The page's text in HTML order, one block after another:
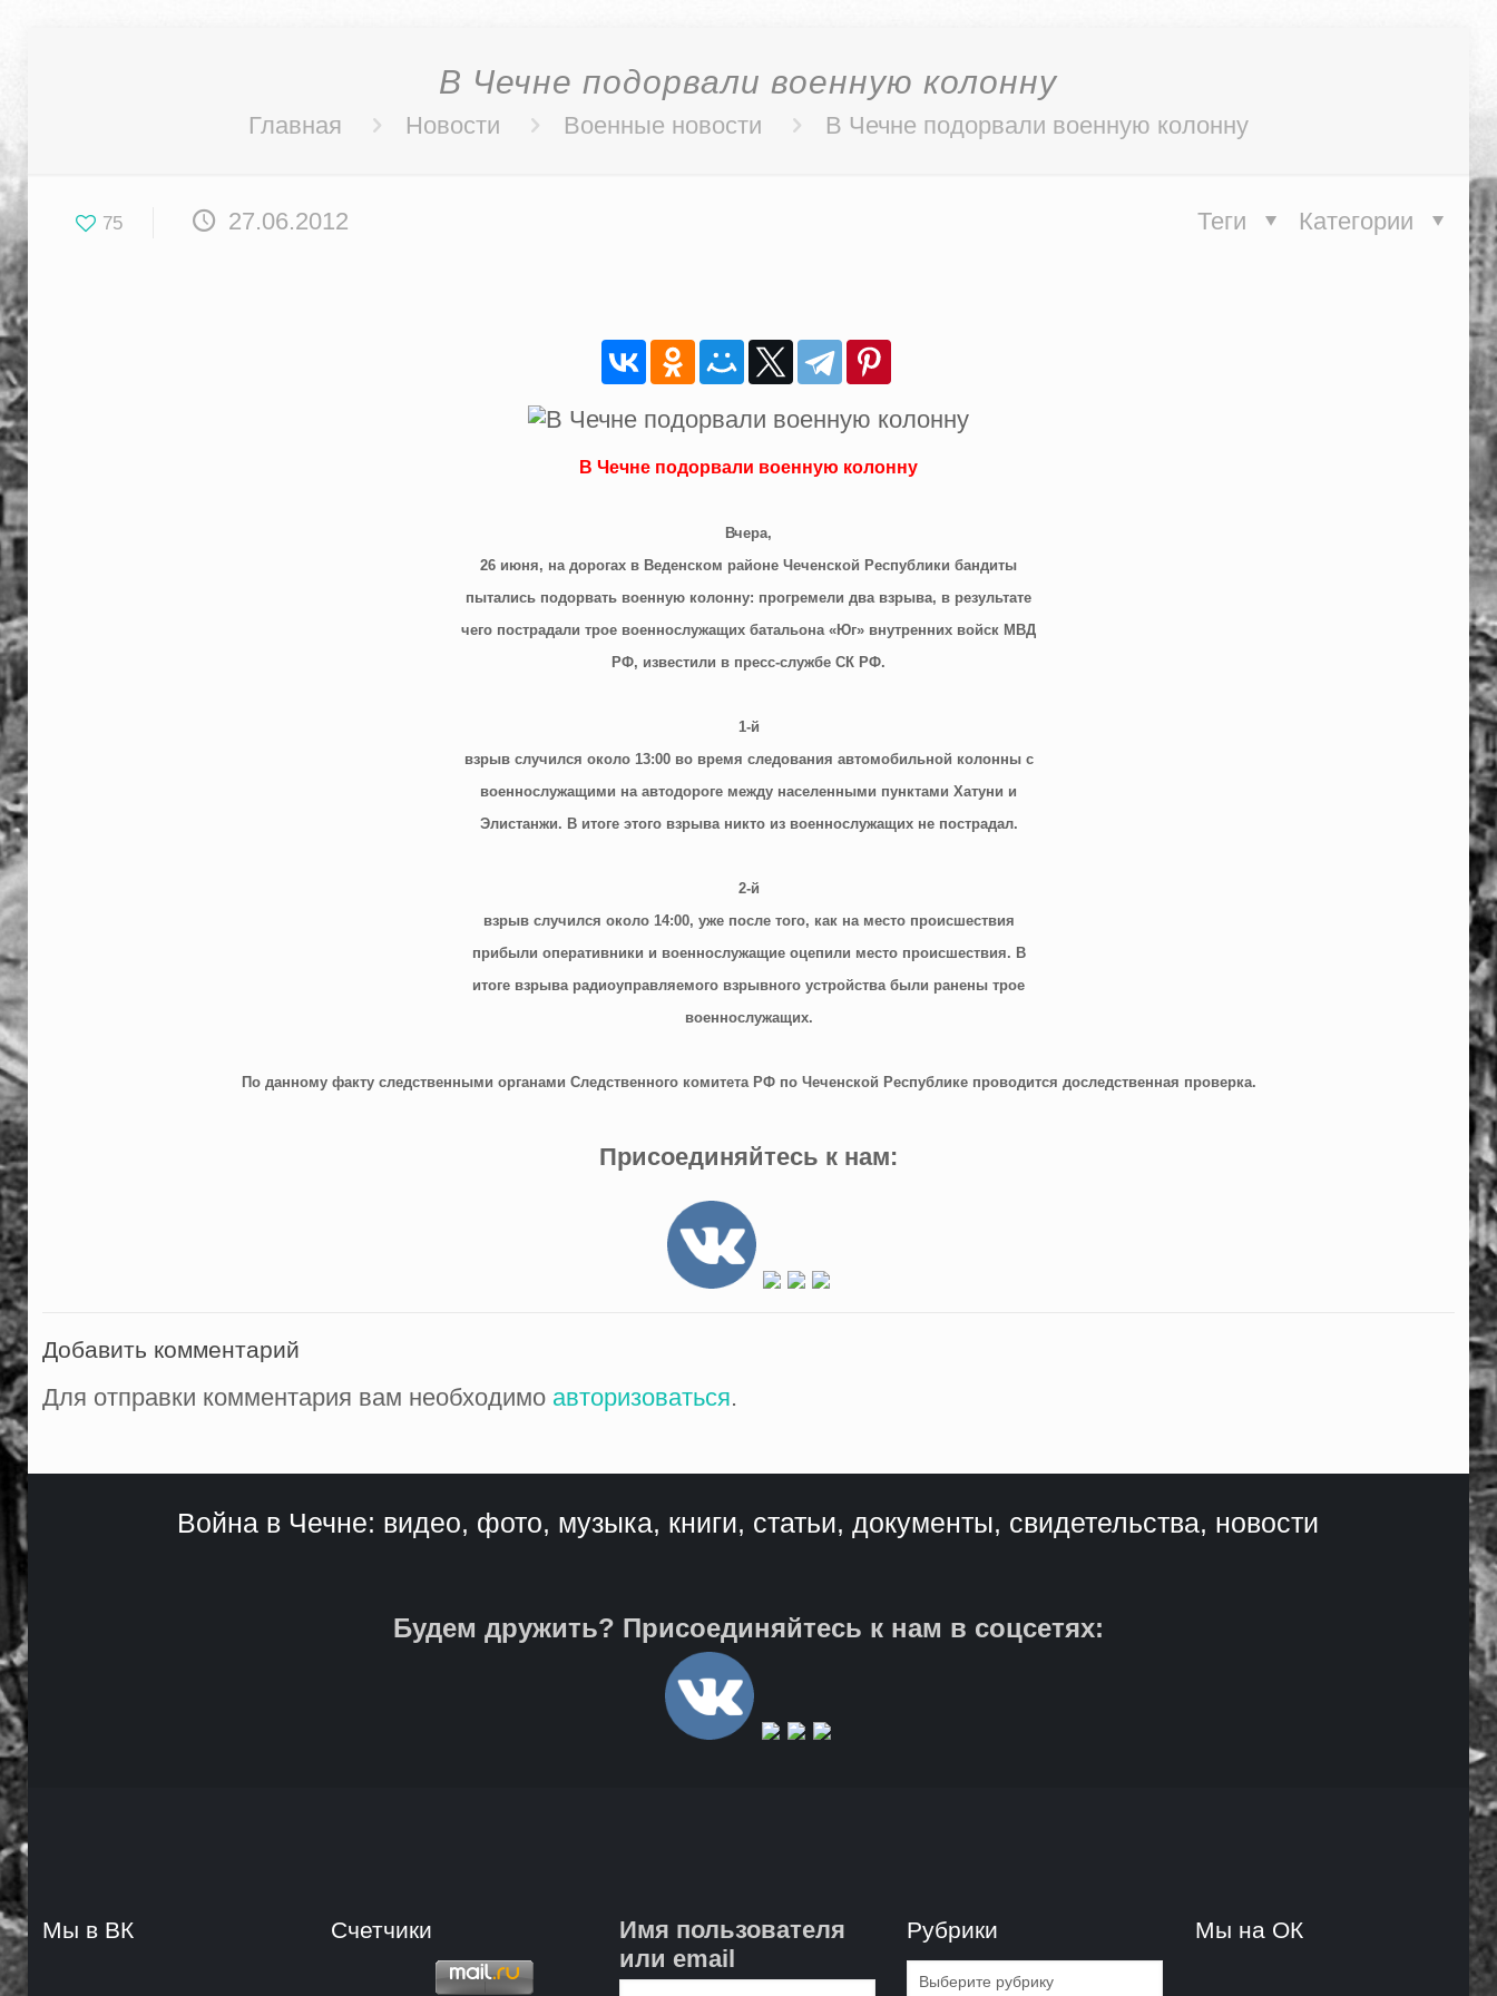
В Чечне подорвали военную колонну
Главная Новости Военные новости В Чечне подорвали военную колонну
75 27.06.2012 Категории
Теги
В Чечне подорвали военную колонну
Вчера,
26 июня, на дорогах в Веденском районе Чеченской Республики бандиты
пытались подорвать военную колонну: прогремели два взрыва, в результате
чего пострадали трое военнослужащих батальона «Юг» внутренних войск МВД
РФ, известили в пресс-службе СК РФ.
1-й
взрыв случился около 13:00 во время следования автомобильной колонны с
военнослужащими на автодороге между населенными пунктами Хатуни и
Элистанжи. В итоге этого взрыва никто из военнослужащих не пострадал.
2-й
взрыв случился около 14:00, уже после того, как на место происшествия
прибыли оперативники и военнослужащие оцепили место происшествия. В
итоге взрыва радиоуправляемого взрывного устройства были ранены трое
военнослужащих.
По данному факту следственными органами Следственного комитета РФ по Чеченской Республике проводится доследственная проверка.
Присоединяйтесь к нам:
Добавить комментарий
Для отправки комментария вам необходимо авторизоваться.
Война в Чечне: видео, фото, музыка, книги, статьи, документы, свидетельства, новости
Будем дружить? Присоединяйтесь к нам в соцсетях:
Мы в ВК Счетчики
Имя пользователя
или email
Рубрики
Рубрики
Мы на ОК